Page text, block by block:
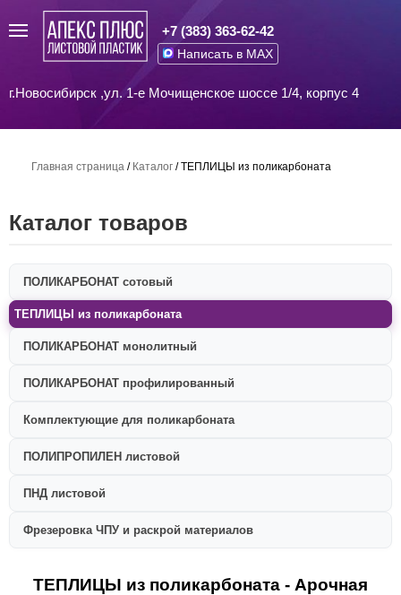
+7 (383) 363-62-42
Написать в MAX
г.Новосибирск ,ул. 1-е Мочищенское шоссе 1/4, корпус 4
Главная страница / Каталог /ТЕПЛИЦЫ из поликарбоната
Каталог товаров
ПОЛИКАРБОНАТ сотовый
ТЕПЛИЦЫ из поликарбоната
ПОЛИКАРБОНАТ монолитный
ПОЛИКАРБОНАТ профилированный
Комплектующие для поликарбоната
ПОЛИПРОПИЛЕН листовой
ПНД листовой
Фрезеровка ЧПУ и раскрой материалов
ТЕПЛИЦЫ из поликарбоната - Арочная